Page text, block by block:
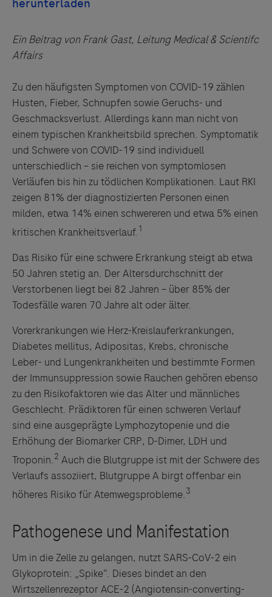
Ein Beitrag von Frank Gast, Leitung Medical & Scientifc
Affairs
Zu den häufigsten Symptomen von COVID-19 zählen
Husten, Fieber, Schnupfen sowie Geruchs- und
Geschmacksverlust. Allerdings kann man nicht von
einem typischen Krankheitsbild sprechen. Symptomatik
und Schwere von COVID-19 sind individuell
unterschiedlich – sie reichen von symptomlosen
Verläufen bis hin zu tödlichen Komplikationen. Laut RKI
zeigen 81% der diagnostizierten Personen einen
milden, etwa 14% einen schwereren und etwa 5% einen
kritischen Krankheitsverlauf. 1
Das Risiko für eine schwere Erkrankung steigt ab etwa
50 Jahren stetig an. Der Altersdurchschnitt der
Verstorbenen liegt bei 82 Jahren – über 85% der
Todesfälle waren 70 Jahre alt oder älter.
Vorerkrankungen wie Herz-Kreislauferkrankungen,
Diabetes mellitus, Adipositas, Krebs, chronische
Leber- und Lungenkrankheiten und bestimmte Formen
der Immunsuppression sowie Rauchen gehören ebenso
zu den Risikofaktoren wie das Alter und männliches
Geschlecht. Prädiktoren für einen schweren Verlauf
sind eine ausgeprägte Lymphozytopenie und die
Erhöhung der Biomarker CRP, D-Dimer, LDH und
Troponin.2 Auch die Blutgruppe ist mit der Schwere des
Verlaufs assoziiert, Blutgruppe A birgt offenbar ein
höheres Risiko für Atemwegsprobleme.3
Um in die Zelle zu gelangen, nutzt SARS-CoV-2 ein
Glykoprotein: „Spike“. Dieses bindet an den
Wirtszellenrezeptor ACE-2 (Angiotensin-converting-